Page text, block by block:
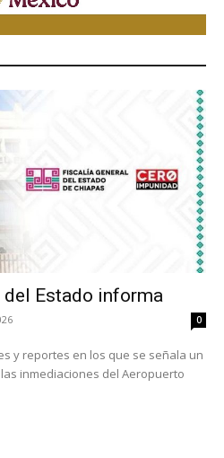
del Estado informa
0
y reportes en los que se señala un
inmediaciones del Aeropuerto